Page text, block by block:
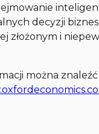
decyzji
złożonym i
można